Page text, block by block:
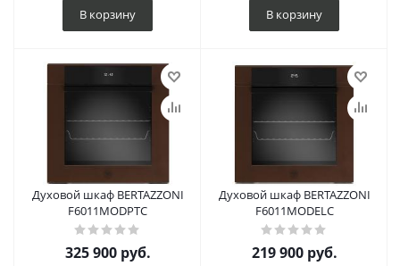
В корзину В корзину
Духовой шкаф BERTAZZONI
F6011MODPTC
325 900руб.
Духовой шкаф BERTAZZONI
F6011MODELC
219 900руб.